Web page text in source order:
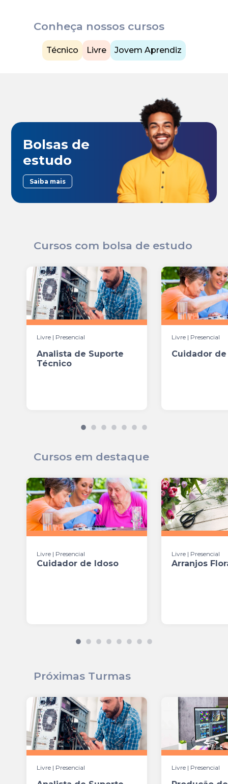
Conheça nossos cursos
Técnico Livre Jovem Aprendiz
Bolsas de
estudo
Saiba mais
Cursos com bolsa de estudo
Livre | Presencial
Analista de Suporte
Técnico
Livre | Presencial
Cuidador
Cursos em destaque
Livre | Presencial
Cuidador de Idoso
Livre | Presencial
Arranjos
Próximas Turmas
Livre | Presencial Livre | Presencial